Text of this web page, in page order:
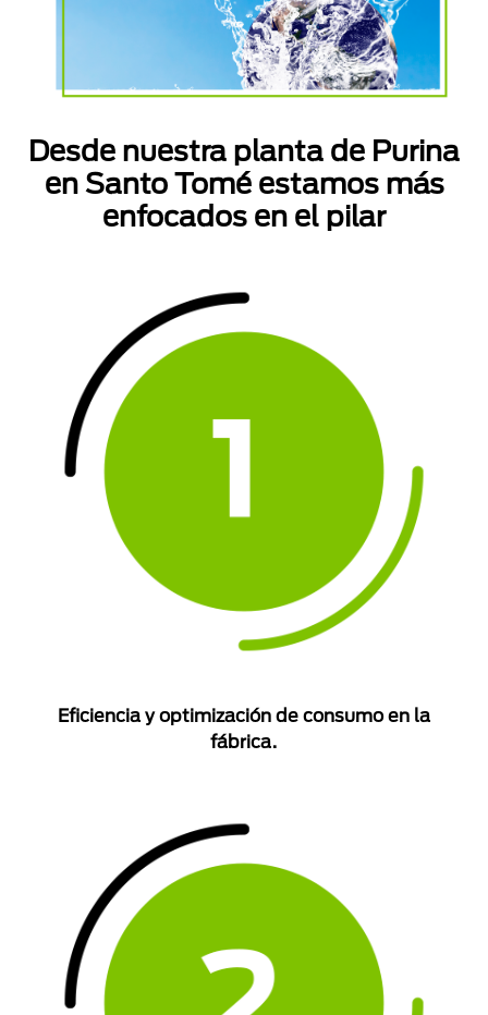
Desde nuestra planta de Purina
en Santo Tomé estamos más
enfocados en el pilar
Eficiencia y optimización de consumo en la
fábrica.